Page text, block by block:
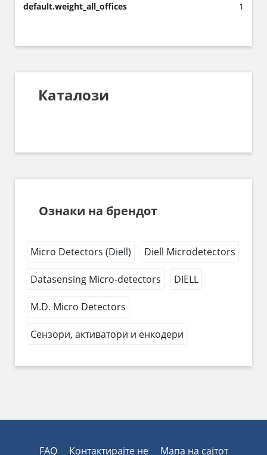
default.weight_all_offices
1
Каталози
Ознаки на брендот
Micro Detectors (Diell) Diell Microdetectors
Datasensing Micro-detectors DIELL
M.D. Micro Detectors
Сензори, активатори и енкодери
FAQ Контактирајте не Мапа на сајтот